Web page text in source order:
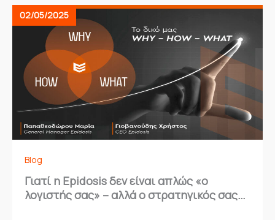
02/05/2025
Blog
Γιατί η Epidosis δεν είναι απλώς «ο
λογιστής σας» – αλλά ο στρατηγικός σας